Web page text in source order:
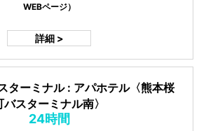
WEBページ）
詳細 >
ターミナル : アパホテル〈熊本桜
バスターミナル南〉
24時間